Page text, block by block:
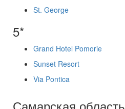
St. George
5*
Grand Hotel Pomorie
Sunset Resort
Via Pontica